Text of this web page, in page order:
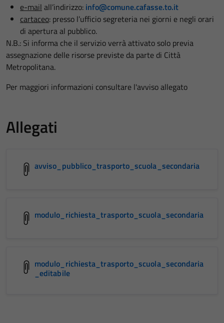
e-mail all’indirizzo: info@comune.cafasse.to.it
cartaceo: presso l’ufficio segreteria nei giorni e negli orari
di apertura al pubblico.
N.B.: Si informa che il servizio verrà attivato solo previa
assegnazione delle risorse previste da parte di Città
Metropolitana.
Per maggiori informazioni consultare l'avviso allegato
Allegati
avviso_pubblico_trasporto_scuola_secondaria
modulo_richiesta_trasporto_scuola_secondaria
modulo_richiesta_trasporto_scuola_secondaria
_editabile